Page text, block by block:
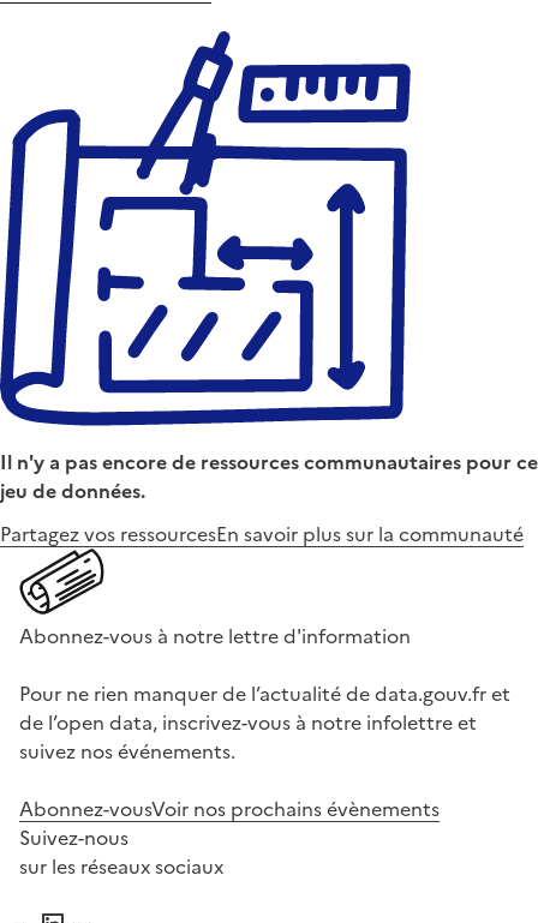
Il n'y a pas encore de ressources communautaires pour ce
jeu de données.
Partagez vos ressourcesEn savoir plus sur la communauté
Abonnez-vous à notre lettre d'information
Pour ne rien manquer de l’actualité de data.gouv.fr et
de l’open data, inscrivez-vous à notre infolettre et
suivez nos événements.
Abonnez-vousVoir nos prochains évènements
Suivez-nous
sur les réseaux sociaux